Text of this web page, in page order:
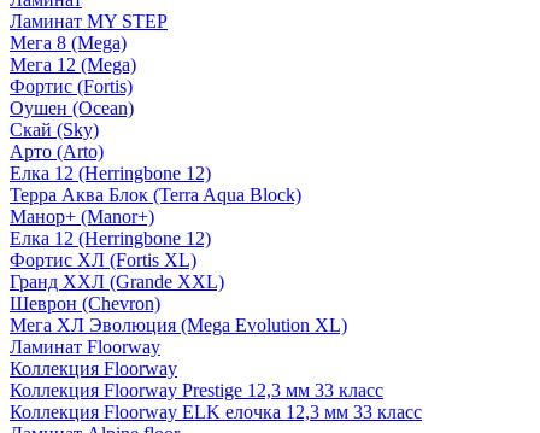
Ламинат MY STEP
Мега 8 (Mega)
Мега 12 (Mega)
Фортис (Fortis)
Оушен (Ocean)
Скай (Sky)
Арто (Arto)
Елка 12 (Herringbone 12)
Терра Аква Блок (Terra Aqua Block)
Манор+ (Manor+)
Елка 12 (Herringbone 12)
Фортис ХЛ (Fortis XL)
Гранд ХХЛ (Grande XXL)
Шеврон (Chevron)
Мега ХЛ Эволюция (Mega Evolution XL)
Ламинат Floorway
Коллекция Floorway
Коллекция Floorway Prestige 12,3 мм 33 класс
Коллекция Floorway ELK елочка 12,3 мм 33 класс